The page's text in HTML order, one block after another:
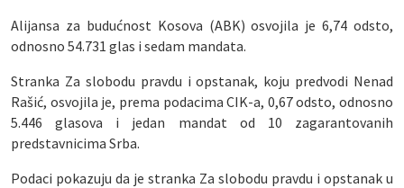
Alijansa za budućnost Kosova (ABK) osvojila je 6,74 odsto,
odnosno 54.731 glas i sedam mandata.
Stranka Za slobodu pravdu i opstanak, koju predvodi Nenad
Rašić, osvojila je, prema podacima CIK-a, 0,67 odsto, odnosno
5.446 glasova i jedan mandat od 10 zagarantovanih
predstavnicima Srba.
Podaci pokazuju da je stranka Za slobodu pravdu i opstanak u